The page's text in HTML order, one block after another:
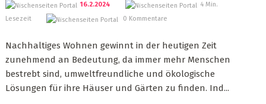
16.2.2024
4 Min.
Lesezeit
0 Kommentare
Nachhaltiges Wohnen gewinnt in der heutigen Zeit
zunehmend an Bedeutung, da immer mehr Menschen
bestrebt sind, umweltfreundliche und ökologische
Lösungen für ihre Häuser und Gärten zu finden. Ind...